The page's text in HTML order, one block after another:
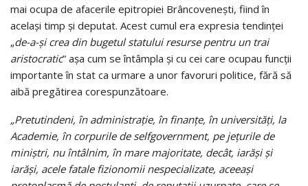
mai ocupa de afacerile epitropiei Brâncoveneşti, fiind în
acelaşi timp şi deputat. Acest cumul era expresia tendinţei
„de-a-şi crea din bugetul statului resurse pentru un trai
aristocratic” aşa cum se întâmpla şi cu cei care ocupau funcţii
importante în stat ca urmare a unor favoruri politice, fără să
aibă pregătirea corespunzătoare.
„Pretutindeni, în administraţie, în finanţe, în universităţi, la
Academie, în corpurile de selfgovernment, pe jeţurile de
miniştri, nu întâlnim, în mare majoritate, decât, iarăşi şi
iarăşi, acele fatale fizionomii nespecializate, aceeaşi